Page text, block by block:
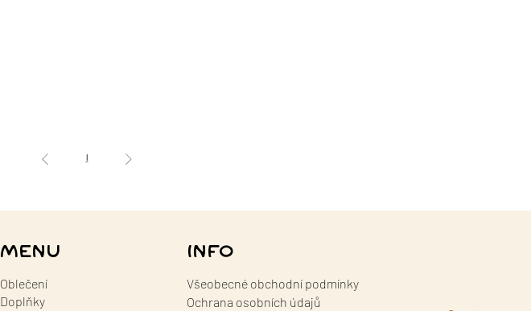
1
MENU
Oblečení
Doplňky
INFO
Všeobecné obchodní podmínky
Ochrana osobních údajů